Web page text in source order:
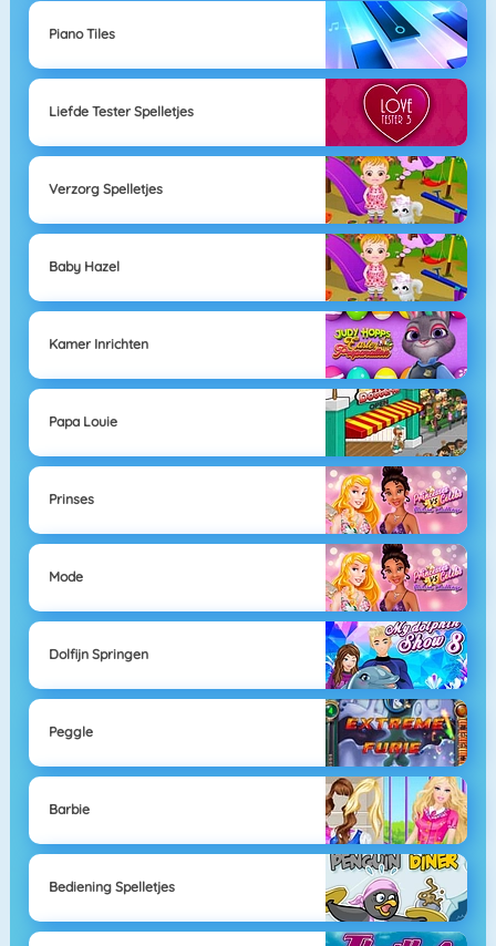
Piano Tiles
Liefde Tester Spelletjes
Verzorg Spelletjes
Baby Hazel
Kamer Inrichten
Papa Louie
Prinses
Mode
Dolfijn Springen
Peggle
Barbie
Bediening Spelletjes